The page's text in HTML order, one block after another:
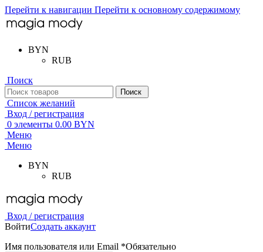
Перейти к навигации Перейти к основному содержимому
BYN
RUB
Поиск
Поиск
Список желаний
Вход / регистрация
0 элементы 0.00 BYN
Меню
Меню
BYN
RUB
Вход / регистрация
ВойтиСоздать аккаунт
Имя пользователя или Email *Обязательно